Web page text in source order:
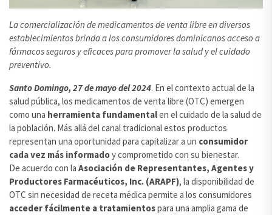
La comercialización de medicamentos de venta libre en diversos
establecimientos brinda a los consumidores dominicanos acceso a
fármacos seguros y eficaces para promover la salud y el cuidado
preventivo.
Santo Domingo, 27 de mayo del 2024. En el contexto actual de la
salud pública, los medicamentos de venta libre (OTC) emergen
como una herramienta fundamentalen el cuidado de la salud de
la población. Más allá del canal tradicional estos productos
representan una oportunidad para capitalizar a un consumidor
cada vez más informadoy comprometido con su bienestar.
De acuerdo con la Asociación de Representantes, Agentes y
Productores Farmacéuticos, Inc. (ARAPF), la disponibilidad de
OTC sin necesidad de receta médica permite a los consumidores
acceder fácilmente a tratamientospara una amplia gama de